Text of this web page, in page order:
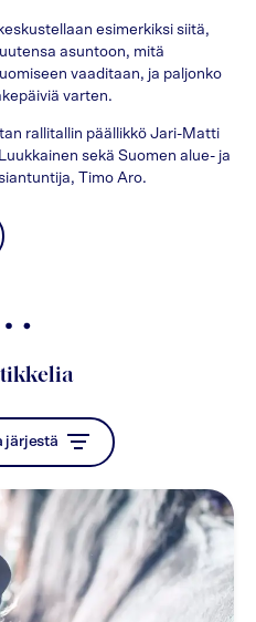
esimerkiksi siitä,
asuntoon, mitä
vaaditaan, ja paljonko
varten.
rallitallin päällikkö Jari-Matti
sekä Suomen alue- ja
Timo Aro.
järjestä